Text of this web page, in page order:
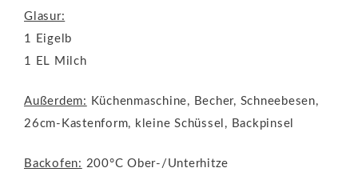
Glasur:
1 Eigelb
1 EL Milch
Außerdem: Küchenmaschine, Becher, Schneebesen,
26cm-Kastenform, kleine Schüssel, Backpinsel
Backofen: 200°C Ober-/Unterhitze